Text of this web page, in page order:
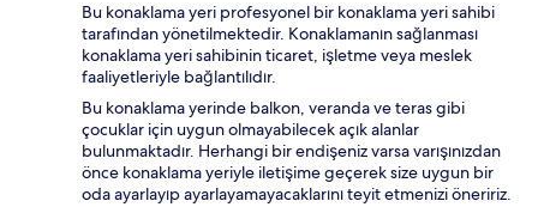
Bu konaklama yeri profesyonel bir konaklama yeri sahibi
tarafından yönetilmektedir. Konaklamanın sağlanması
konaklama yeri sahibinin ticaret, işletme veya meslek
faaliyetleriyle bağlantılıdır.
Bu konaklama yerinde balkon, veranda ve teras gibi
çocuklar için uygun olmayabilecek açık alanlar
bulunmaktadır. Herhangi bir endişeniz varsa varışınızdan
önce konaklama yeriyle iletişime geçerek size uygun bir
oda ayarlayıp ayarlayamayacaklarını teyit etmenizi öneririz.